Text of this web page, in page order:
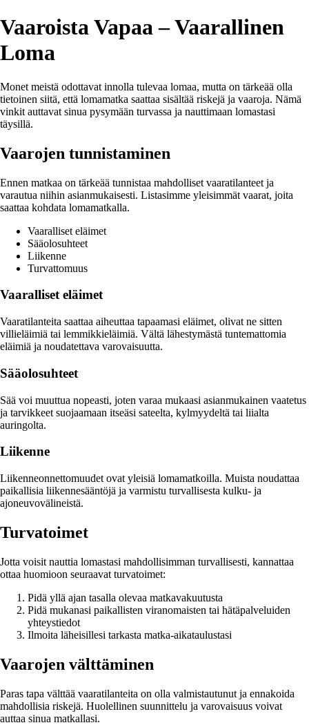
Vaaroista Vapaa – Vaarallinen
Loma
Monet meistä odottavat innolla tulevaa lomaa, mutta on tärkeää olla
tietoinen siitä, että lomamatka saattaa sisältää riskejä ja vaaroja. Nämä
vinkit auttavat sinua pysymään turvassa ja nauttimaan lomastasi
täysillä.
Vaarojen tunnistaminen
Ennen matkaa on tärkeää tunnistaa mahdolliset vaaratilanteet ja
varautua niihin asianmukaisesti. Listasimme yleisimmät vaarat, joita
saattaa kohdata lomamatkalla.
Vaaralliset eläimet
Sääolosuhteet
Liikenne
Turvattomuus
Vaaralliset eläimet
Vaaratilanteita saattaa aiheuttaa tapaamasi eläimet, olivat ne sitten
villieläimiä tai lemmikkieläimiä. Vältä lähestymästä tuntemattomia
eläimiä ja noudatettava varovaisuutta.
Sääolosuhteet
Sää voi muuttua nopeasti, joten varaa mukaasi asianmukainen vaatetus
ja tarvikkeet suojaamaan itseäsi sateelta, kylmyydeltä tai liialta
auringolta.
Liikenne
Liikenneonnettomuudet ovat yleisiä lomamatkoilla. Muista noudattaa
paikallisia liikennesääntöjä ja varmistu turvallisesta kulku- ja
ajoneuvovälineistä.
Turvatoimet
Jotta voisit nauttia lomastasi mahdollisimman turvallisesti, kannattaa
ottaa huomioon seuraavat turvatoimet:
Pidä yllä ajan tasalla olevaa matkavakuutusta
Pidä mukanasi paikallisten viranomaisten tai hätäpalveluiden
yhteystiedot
Ilmoita läheisillesi tarkasta matka-aikataulustasi
Vaarojen välttäminen
Paras tapa välttää vaaratilanteita on olla valmistautunut ja ennakoida
mahdollisia riskejä. Huolellinen suunnittelu ja varovaisuus voivat
auttaa sinua matkallasi.